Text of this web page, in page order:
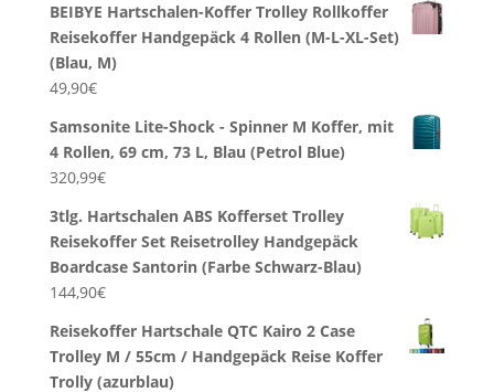
BEIBYE Hartschalen-Koffer Trolley Rollkoffer
Reisekoffer Handgepäck 4 Rollen (M-L-XL-Set)
(Blau, M)
49,90€
Samsonite Lite-Shock - Spinner M Koffer, mit
4 Rollen, 69 cm, 73 L, Blau (Petrol Blue)
320,99€
3tlg. Hartschalen ABS Kofferset Trolley
Reisekoffer Set Reisetrolley Handgepäck
Boardcase Santorin (Farbe Schwarz-Blau)
144,90€
Reisekoffer Hartschale QTC Kairo 2 Case
Trolley M / 55cm / Handgepäck Reise Koffer
Trolly (azurblau)